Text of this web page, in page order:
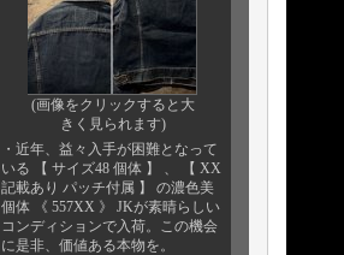
(画像をクリックすると大
きく見られます)
・近年、益々入手が困難となって
いる 【 サイズ48 個体 】 、 【 XX
記載あり パッチ付属 】 の濃色美
個体 《 557XX 》 JKが素晴らしい
コンディションで入荷。この機会
に是非、価値ある本物を。